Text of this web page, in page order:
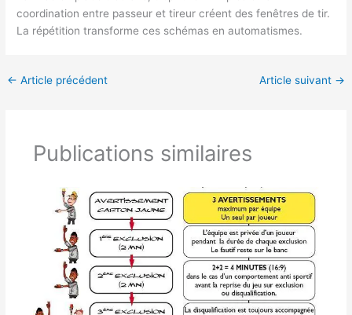
coordination entre passeur et tireur créent des fenêtres de tir.
La répétition transforme ces schémas en automatismes.
← Article précédent Article suivant →
Publications similaires